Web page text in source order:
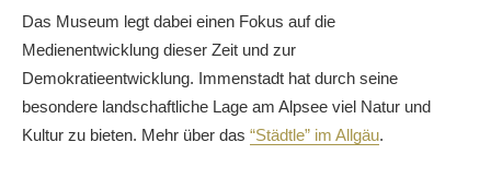
Das Museum legt dabei einen Fokus auf die
Medienentwicklung dieser Zeit und zur
Demokratieentwicklung. Immenstadt hat durch seine
besondere landschaftliche Lage am Alpsee viel Natur und
Kultur zu bieten. Mehr über das “Städtle” im Allgäu.